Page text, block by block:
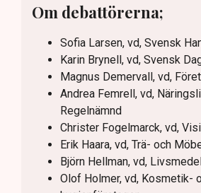
Om debattörerna;
Sofia Larsen, vd, Svensk
Karin Brynell, vd, Svensk
Magnus Demervall, vd,
Andrea Femrell, vd,
Regelnämnd
Christer Fogelmarck, vd,
Erik Haara, vd, Trä- och
Björn Hellman, vd,
Olof Holmer, vd, Kosmetik-